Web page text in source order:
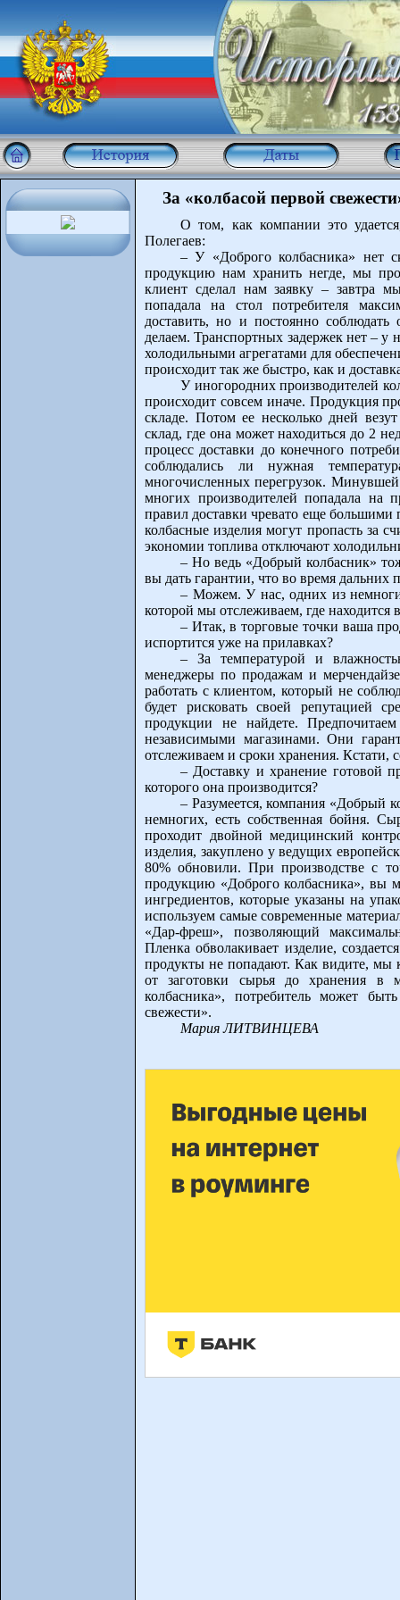
За «колбасой первой
О том, как компании это
Полегаев:
– У «Доброго колбасника» нет
продукцию нам хранить негде, мы
клиент сделал нам заявку – завтра
попадала на стол потребителя
доставить, но и постоянно
делаем. Транспортных задержек нет –
холодильными агрегатами для
происходит так же быстро, как и
У иногородних производителей
происходит совсем иначе. Продукция
складе. Потом ее несколько дней
склад, где она может находиться до 2
процесс доставки до конечного
соблюдались ли нужная
многочисленных перегрузок.
многих производителей попадала на
правил доставки чревато еще
колбасные изделия могут пропасть за
экономии топлива отключают
– Но ведь «Добрый колбасник»
вы дать гарантии, что во время дальних
– Можем. У нас, одних из
которой мы отслеживаем, где
– Итак, в торговые точки ваша
испортится уже на прилавках?
– За температурой и
менеджеры по продажам и
работать с клиентом, который не
будет рисковать своей репутацией
продукции не найдете.
независимыми магазинами. Они
отслеживаем и сроки хранения. Кстати,
– Доставку и хранение готовой
которого она производится?
– Разумеется, компания «Добрый
немногих, есть собственная бойня.
проходит двойной медицинский
изделия, закуплено у ведущих
80% обновили. При производстве с
продукцию «Доброго колбасника», вы
ингредиентов, которые указаны на
используем самые современные
«Дар-фреш», позволяющий
Пленка обволакивает изделие,
продукты не попадают. Как видите, мы
от заготовки сырья до хранения в
колбасника», потребитель может
свежести».
Мария ЛИТВИНЦЕВА